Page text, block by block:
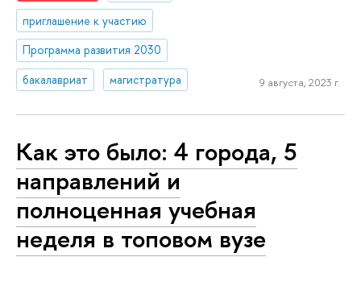
приглашение к участию
Программа развития 2030
бакалавриат
магистратура 9 августа, 2023 г.
Как это было: 4 города, 5
направлений и
полноценная учебная
неделя в топовом вузе